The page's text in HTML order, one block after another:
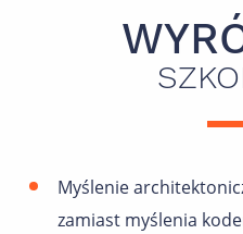
Myślenie
zamiast myślenia